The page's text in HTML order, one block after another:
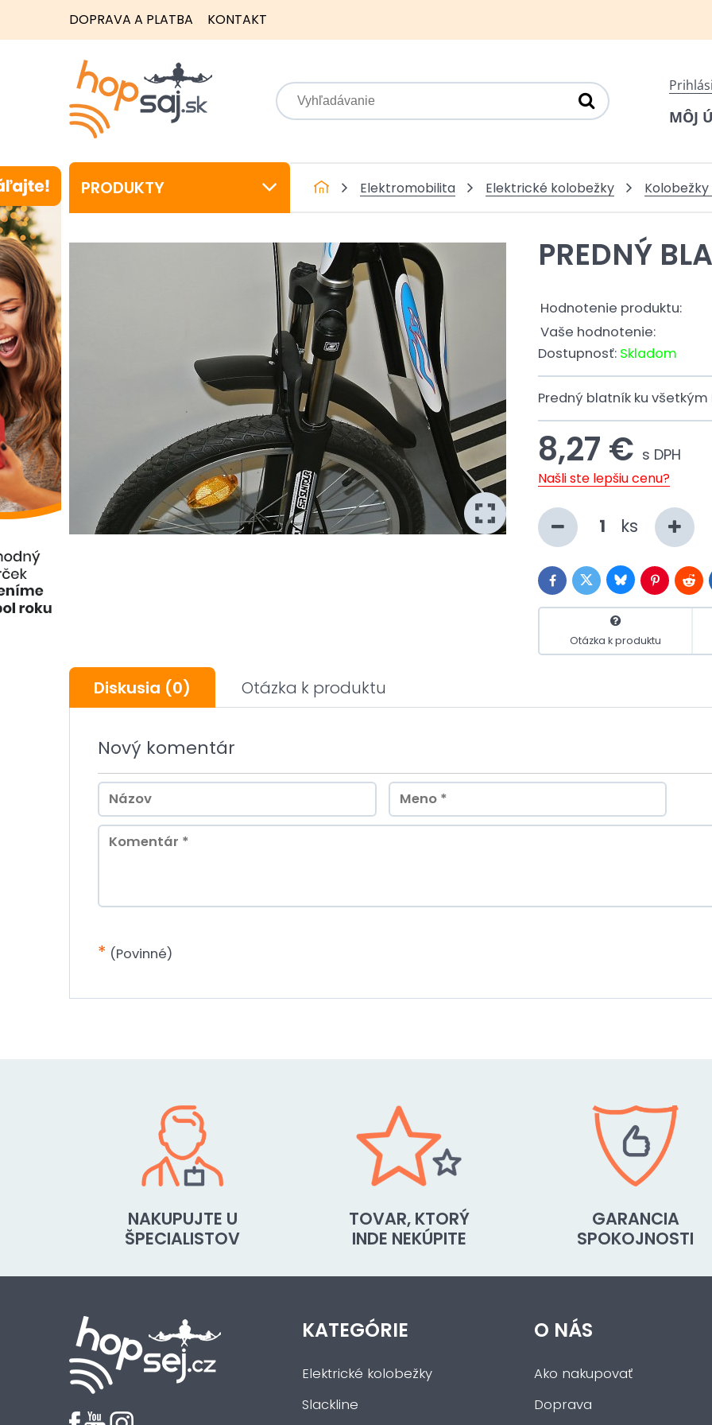
DOPRAVA A PLATBA KONTAKT
MÔJ
PRODUKTY Elektromobilita Elektrické kolobežky
PREDNÝ
Hodnotenie produktu:
Vaše hodnotenie:
Dostupnosť: Skladom
Predný blatník ku
8,27 € s DPH
Našli ste lepšiu cenu?
ks
FacebookTwitterBlueskyPinterest
Otázka k produktu
Diskusia (0) Otázka k produktu
Nový komentár
* (Povinné)
NAKUPUJTE U
ŠPECIALISTOV
TOVAR, KTORÝ
INDE NEKÚPITE
GARANCIA
SPOKOJNOSTI
KATEGÓRIE
Elektrické kolobežky
Slackline
O NÁS
Ako nakupovať
Doprava